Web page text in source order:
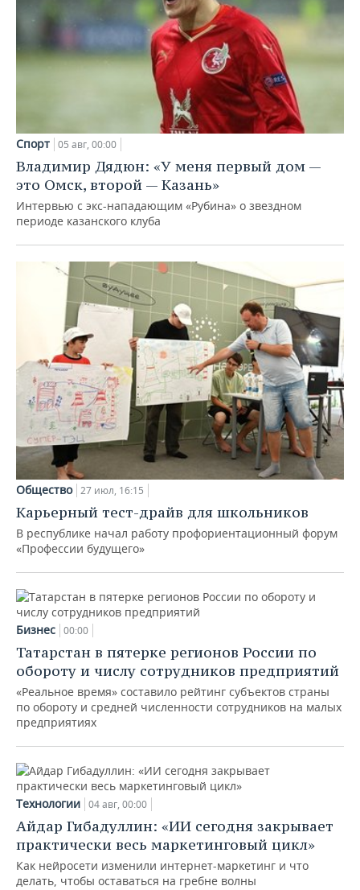
Спорт 05 авг, 00:00
Владимир Дядюн: «У меня первый дом —
это Омск, второй — Казань»
Интервью с экс-нападающим «Рубина» о звездном
периоде казанского клуба
Общество 27 июл, 16:15
Карьерный тест-драйв для школьников
В республике начал работу профориентационный форум
«Профессии будущего»
Бизнес 00:00
Татарстан в пятерке регионов России по
обороту и числу сотрудников предприятий
«Реальное время» составило рейтинг субъектов страны
по обороту и средней численности сотрудников на малых
предприятиях
Технологии 04 авг, 00:00
Айдар Гибадуллин: «ИИ сегодня закрывает
практически весь маркетинговый цикл»
Как нейросети изменили интернет-маркетинг и что
делать, чтобы оставаться на гребне волны